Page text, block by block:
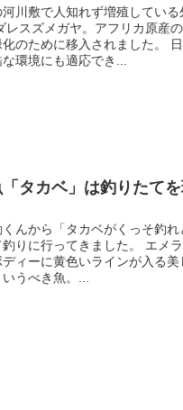
川敷で人知れず増殖している
レスズメガヤ。アフリカ原産
のために移入されました。
環境にも適応でき...
タカベ」は釣りたて
んから「タカベがくっそ釣
りに行ってきました。 エメ
ィーに黄色いラインが入る
うべき魚。...